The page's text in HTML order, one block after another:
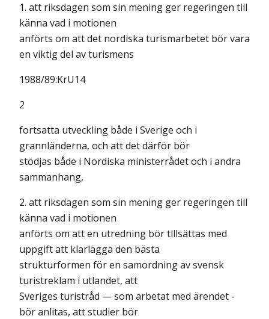
1. att riksdagen som sin mening ger regeringen till
känna vad i motionen
anförts om att det nordiska turismarbetet bör vara
en viktig del av turismens
1988/89:KrU14
2
fortsatta utveckling både i Sverige och i
grannländerna, och att det därför bör
stödjas både i Nordiska ministerrådet och i andra
sammanhang,
2. att riksdagen som sin mening ger regeringen till
känna vad i motionen
anförts om att en utredning bör tillsättas med
uppgift att klarlägga den bästa
strukturformen för en samordning av svensk
turistreklam i utlandet, att
Sveriges turistråd — som arbetat med ärendet -
bör anlitas, att studier bör